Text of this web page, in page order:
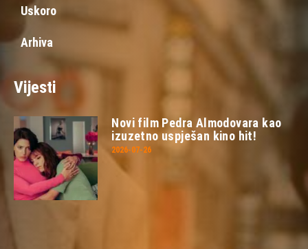
Uskoro
Arhiva
Vijesti
Novi film Pedra Almodovara kao
izuzetno uspješan kino hit!
2026-07-26